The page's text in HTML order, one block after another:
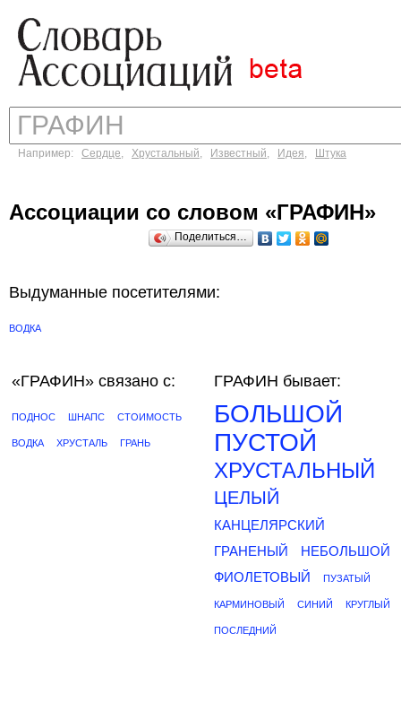
Например: Сердце, Хрустальный, Известный, Идея, Штука
Ассоциации со словом «ГРАФИН»
Поделиться…
Выдуманные посетителями:
ВОДКА
«ГРАФИН» связано с:
ПОДНОС ШНАПС СТОИМОСТЬ
ВОДКА ХРУСТАЛЬ ГРАНЬ
ГРАФИН бывает:
БОЛЬШОЙ
ПУСТОЙ
ХРУСТАЛЬНЫЙ
ЦЕЛЫЙ
КАНЦЕЛЯРСКИЙ
ГРАНЕНЫЙ
НЕБОЛЬШОЙ
ФИОЛЕТОВЫЙ
ПУЗАТЫЙ
КАРМИНОВЫЙ СИНИЙ КРУГЛЫЙ
ПОСЛЕДНИЙ